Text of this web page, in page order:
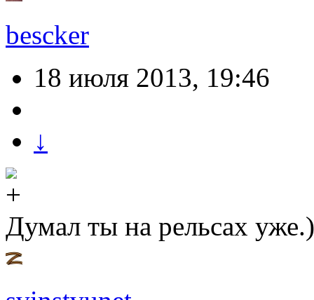
bescker
18 июля 2013, 19:46
↓
Думал ты на рельсах